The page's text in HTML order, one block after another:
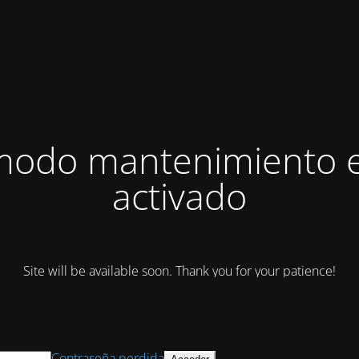
mantenimiento
activado
Site will be available soon. Thank you for your patience!